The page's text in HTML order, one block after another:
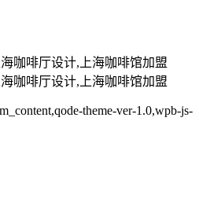
咖啡厅设计,上海咖啡馆加盟
咖啡厅设计,上海咖啡馆加盟
theme-ver-1.0,wpb-js-